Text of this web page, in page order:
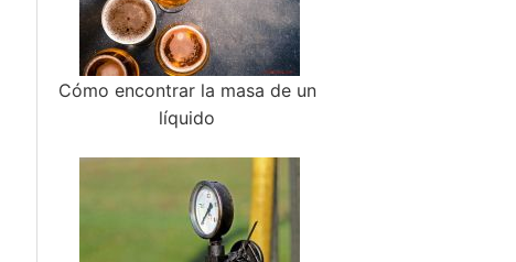
Cómo encontrar la masa de un
líquido